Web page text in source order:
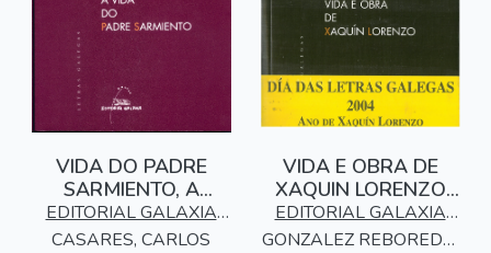
VIDA DO PADRE
SARMIENTO, A
(LETRAS GALEGAS)
EDITORIAL GALAXIA
S.A.
CASARES, CARLOS
VIDA E OBRA DE
XAQUIN LORENZO
(LETRAS GALEGAS
2004)
EDITORIAL GALAXIA
S.A.
GONZALEZ REBOREDO,